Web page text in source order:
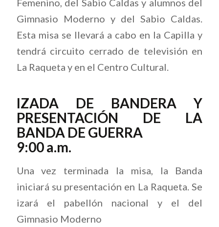
Femenino, del Sabio Caldas y alumnos del
Gimnasio Moderno y del Sabio Caldas.
Esta misa se llevará a cabo en la Capilla y
tendrá circuito cerrado de televisión en
La Raqueta y en el Centro Cultural.
IZADA DE BANDERA Y
PRESENTACIÓN DE LA
BANDA DE GUERRA
9:00 a.m.
Una vez terminada la misa, la Banda
iniciará su presentación en La Raqueta. Se
izará el pabellón nacional y el del
Gimnasio Moderno